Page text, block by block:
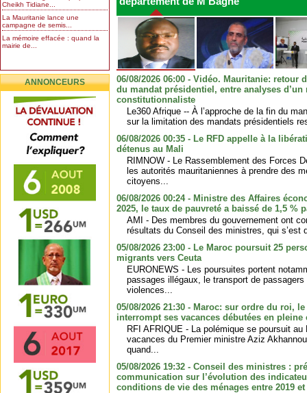
Cheikh Tidiane...
La Mauritanie lance une
campagne de semis...
La mémoire effacée : quand la
mairie de...
ANNONCEURS
06/08/2026 06:00 - Vidéo. Mauritanie: retour
du mandat présidentiel, entre analyses
constitutionnaliste
Le360 Afrique -- À l’approche de la fin du
sur la limitation des mandats présidentiels
06/08/2026 00:35 - Le RFD appelle à la
détenus au Mali
RIMNOW - Le Rassemblement des Forces
les autorités mauritaniennes à prendre des
citoyens...
06/08/2026 00:24 - Ministre des Affaires
2025, le taux de pauvreté a baissé de 1,5 %
AMI - Des membres du gouvernement ont
résultats du Conseil des ministres, qui s’est
05/08/2026 23:00 - Le Maroc poursuit 25
migrants vers Ceuta
EURONEWS - Les poursuites portent
passages illégaux, le transport de
violences...
05/08/2026 21:30 - Maroc: sur ordre du roi,
interrompt ses vacances débutées en
RFI AFRIQUE - La polémique se poursuit
vacances du Premier ministre Aziz
quand...
05/08/2026 19:32 - Conseil des ministres :
communication sur l’évolution des
conditions de vie des ménages entre 2019 et